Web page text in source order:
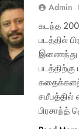
Admin
கடந்த
படத்தில்
இணைந்து
சமீபத்தில்
பிரசாந்த்